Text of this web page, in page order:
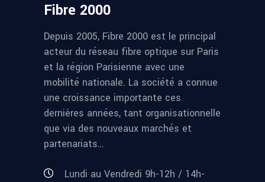
Fibre 2000
Depuis 2005, Fibre 2000 est le principal
acteur du réseau fibre optique sur Paris
et la région Parisienne avec une
mobilité nationale. La société a connue
une croissance importante ces
dernières années, tant organisationnelle
que via des nouveaux marchés et
partenariats…
Lundi au Vendredi 9h-12h / 14h-